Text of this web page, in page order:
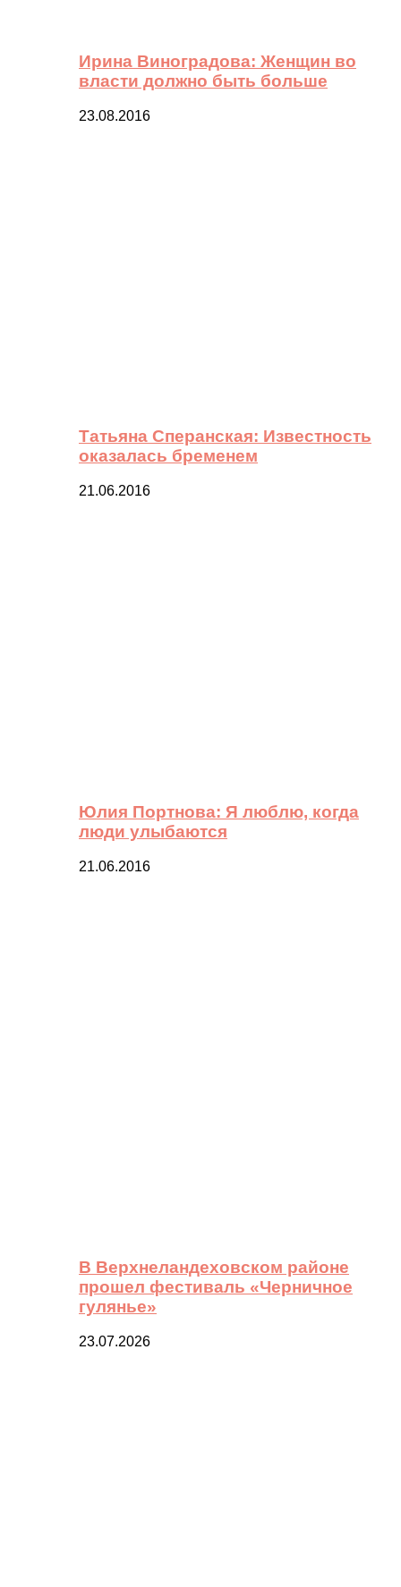
Ирина Виноградова: Женщин во
власти должно быть больше
23.08.2016
Татьяна Сперанская: Известность
оказалась бременем
21.06.2016
Юлия Портнова: Я люблю, когда
люди улыбаются
21.06.2016
В Верхнеландеховском районе
прошел фестиваль «Черничное
гулянье»
23.07.2026